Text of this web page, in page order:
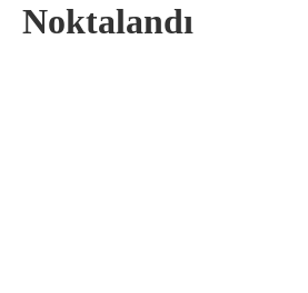
Noktalandı